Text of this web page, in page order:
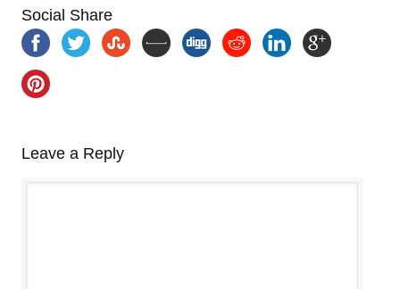
Social Share
Leave a Reply